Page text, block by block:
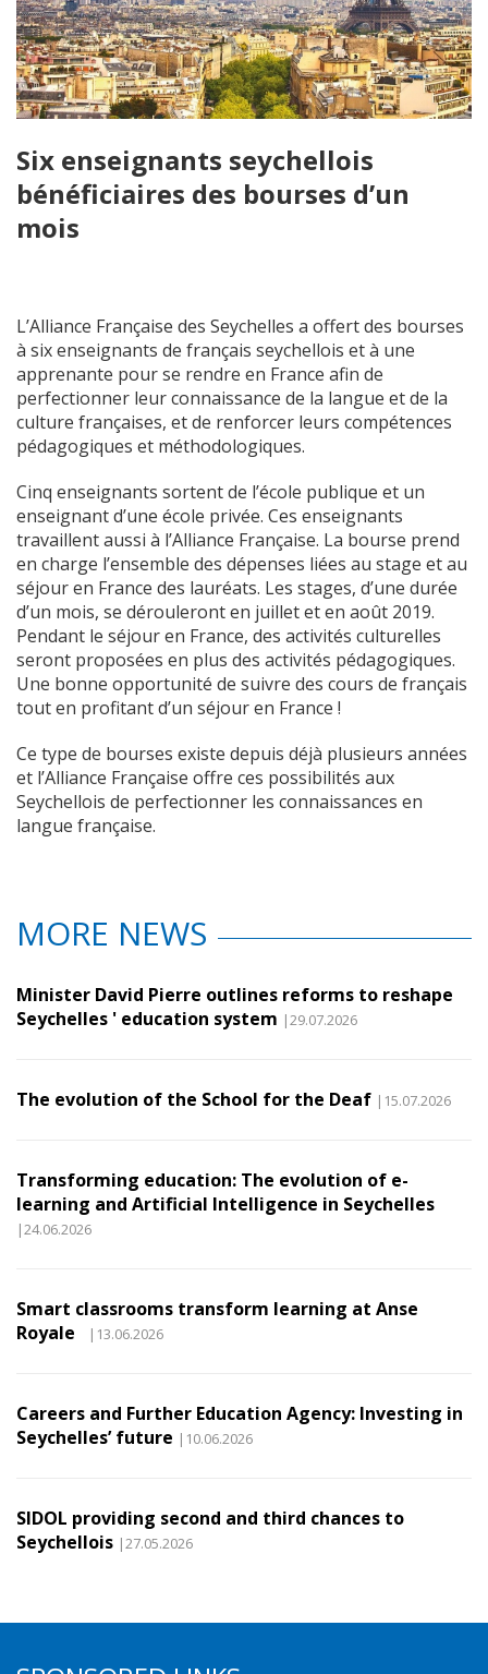
Six enseignants seychellois
bénéficiaires des bourses d’un
mois
L’Alliance Française des Seychelles a offert des bourses
à six enseignants de français seychellois et à une
apprenante pour se rendre en France afin de
perfectionner leur connaissance de la langue et de la
culture françaises, et de renforcer leurs compétences
pédagogiques et méthodologiques.
Cinq enseignants sortent de l’école publique et un
enseignant d’une école privée. Ces enseignants
travaillent aussi à l’Alliance Française. La bourse prend
en charge l’ensemble des dépenses liées au stage et au
séjour en France des lauréats. Les stages, d’une durée
d’un mois, se dérouleront en juillet et en août 2019.
Pendant le séjour en France, des activités culturelles
seront proposées en plus des activités pédagogiques.
Une bonne opportunité de suivre des cours de français
tout en profitant d’un séjour en France !
Ce type de bourses existe depuis déjà plusieurs années
et l’Alliance Française offre ces possibilités aux
Seychellois de perfectionner les connaissances en
langue française.
MORE NEWS
Minister David Pierre outlines reforms to reshape
Seychelles ' education system |29.07.2026
The evolution of the School for the Deaf |15.07.2026
Transforming education: The evolution of e-
learning and Artificial Intelligence in Seychelles
|24.06.2026
Smart classrooms transform learning at Anse
Royale
|13.06.2026
Careers and Further Education Agency: Investing in
Seychelles’ future |10.06.2026
SIDOL providing second and third chances to
Seychellois |27.05.2026